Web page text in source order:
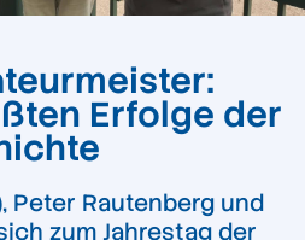
Erfolge der
Peter Rautenberg und
zum Jahrestag der